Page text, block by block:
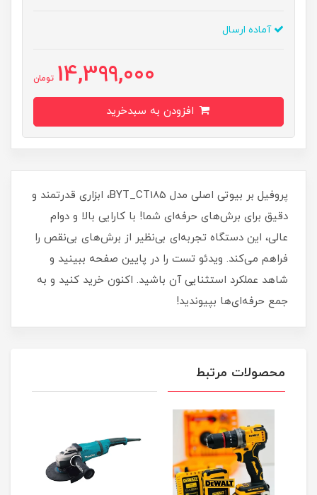
آماده ارسال
14,399,000 تومان
پروفیل بر بیوتی اصلی مدل BYT_CT185، ابزاری قدرتمند و
دقیق برای برش‌های حرفه‌ای شما! با کارایی بالا و دوام
عالی، این دستگاه تجربه‌ای بی‌نظیر از برش‌های بی‌نقص را
فراهم می‌کند. ویدئو تست را در پایین صفحه ببینید و
شاهد عملکرد استثنایی آن باشید. اکنون خرید کنید و به
جمع حرفه‌ای‌ها بپیوندید!
محصولات مرتبط